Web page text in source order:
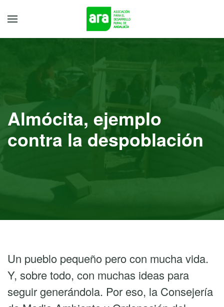
Almócita, ejemplo
contra la despoblación
Un pueblo pequeño pero con mucha vida.
Y, sobre todo, con muchas ideas para
seguir generándola. Por eso, la Consejería